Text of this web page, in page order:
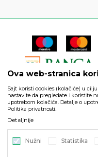
artikli prikazani na sajtu su
da su
Ova web-stranica
Sajt koristi cookies (kolačiće) u
nastavite da pregledate i koristite
upotrebom kolačića. Detalje o
Politika privatnosti.
Detaljnije
Nužni Statistika